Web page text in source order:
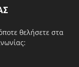
θελήσετε στα